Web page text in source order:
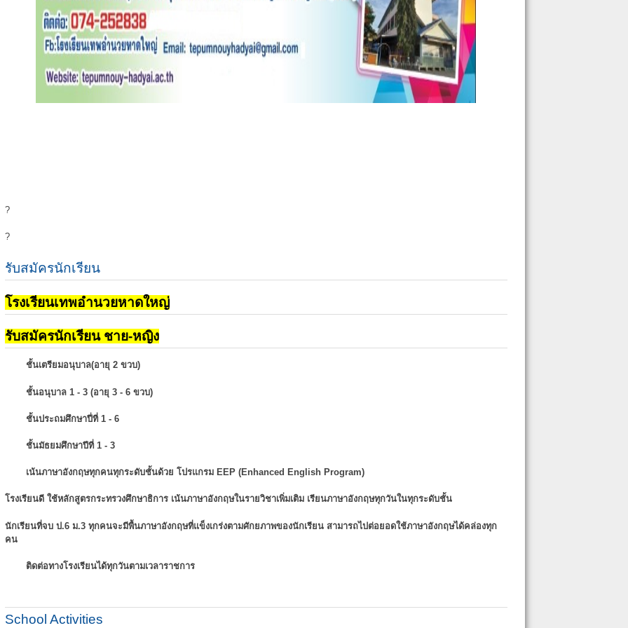
?
?
รับสมัครนักเรียน
โรงเรียนเทพอำนวยหาดใหญ่
รับสมัครนักเรียน ชาย-หญิง
ชั้นเตรียมอนุบาล(อายุ 2 ขวบ)
ชั้นอนุบาล 1 - 3 (อายุ 3 - 6 ขวบ)
ชั้นประถมศึกษาปี่ที่ 1 - 6
ชั้นมัธยมศึกษาปีที่ 1 - 3
เน้นภาษาอังกฤษทุกคนทุกระดับชั้นด้วย โปรแกรม EEP (Enhanced English Program)
โรงเรียนดี ใช้หลักสูตรกระทรวงศึกษาธิการ เน้นภาษาอังกฤษในรายวิชาเพิ่มเติม เรียนภาษาอังกฤษทุกวันในทุกระดับชั้น
นักเรียนที่จบ ป.6 ม.3 ทุกคนจะมีพื้นภาษาอังกฤษที่แข็งเกร่งตามศักยภาพของนักเรียน สามารถไปต่อยอดใช้ภาษาอังกฤษได้คล่องทุก
คน
ติดต่อทางโรงเรียนได้ทุกวันตามเวลาราชการ
School Activities